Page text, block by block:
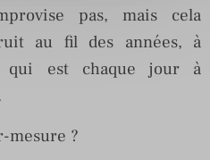
pas, mais cela
au fil des années, à
qui est chaque jour à
mesure ?